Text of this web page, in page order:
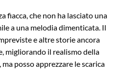
fiacca, che non ha lasciato una
a una melodia dimenticata. Il
e altre storie ancora
migliorando il realismo della
posso apprezzare le scarica